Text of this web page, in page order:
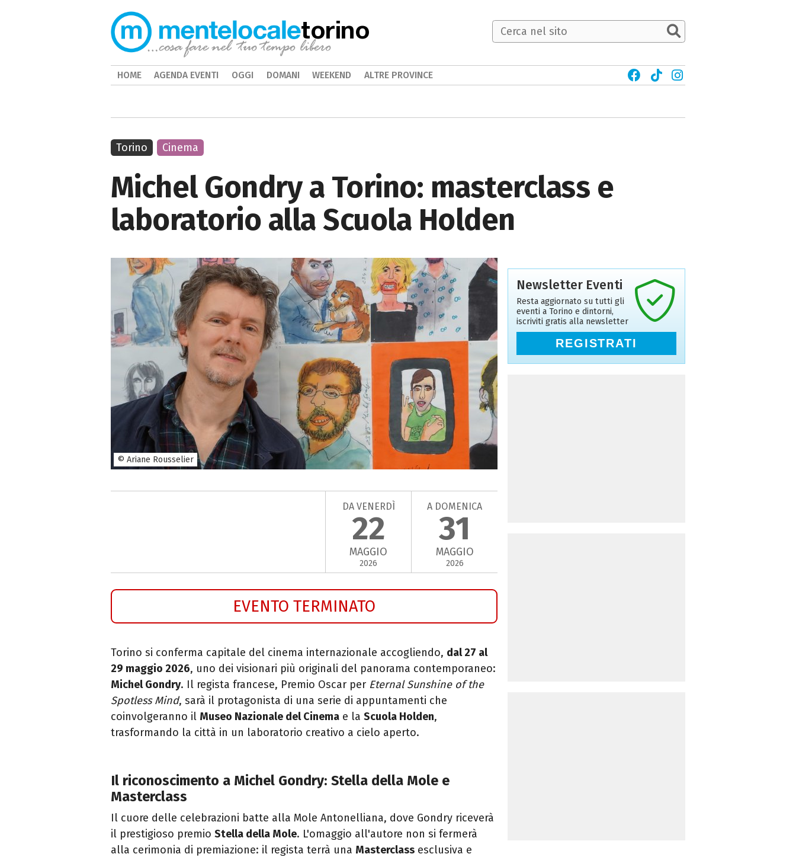
Michel Gondry a Torino: masterclass e
laboratorio alla Scuola Holden
© Ariane Rousselier
DA VENERDÌ
22
MAGGIO
2026
A DOMENICA
31
MAGGIO
2026
EVENTO TERMINATO
Torino si conferma capitale del cinema internazionale accogliendo, dal 27 al
29 maggio 2026, uno dei visionari più originali del panorama contemporaneo:
Michel Gondry. Il regista francese, Premio Oscar per Eternal Sunshine of the
Spotless Mind, sarà il protagonista di una serie di appuntamenti che
coinvolgeranno il Museo Nazionale del Cinema e la Scuola Holden,
trasformando la città in un laboratorio creativo a cielo aperto.
Il riconoscimento a Michel Gondry: Stella della Mole e
Masterclass
Il cuore delle celebrazioni batte alla Mole Antonelliana, dove Gondry riceverà
il prestigioso premio Stella della Mole. L'omaggio all'autore non si fermerà
alla cerimonia di premiazione: il regista terrà una Masterclass esclusiva e
Torino Cinema
Newsletter Eventi
Resta aggiornato su tutti gli
eventi a Torino e dintorni,
iscriviti gratis alla newsletter
REGISTRATI
torino
HOME AGENDA EVENTI OGGI DOMANI WEEKEND ALTRE PROVINCE